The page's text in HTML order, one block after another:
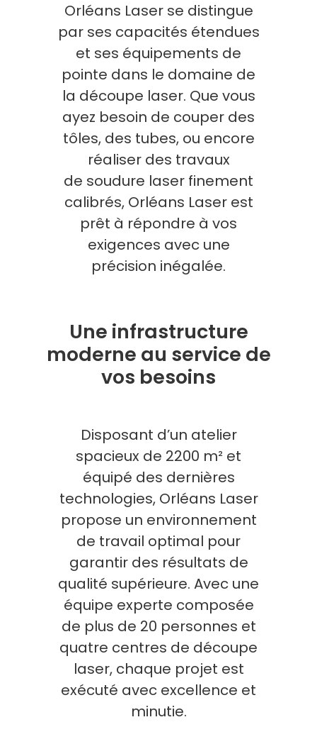
Orléans Laser se distingue
par ses capacités étendues
et ses équipements de
pointe dans le domaine de
la découpe laser. Que vous
ayez besoin de couper des
tôles, des tubes, ou encore
réaliser des travaux
de soudure laser finement
calibrés, Orléans Laser est
prêt à répondre à vos
exigences avec une
précision inégalée.
Une infrastructure
moderne au service de
vos besoins
Disposant d’un atelier
spacieux de 2200 m² et
équipé des dernières
technologies, Orléans Laser
propose un environnement
de travail optimal pour
garantir des résultats de
qualité supérieure. Avec une
équipe experte composée
de plus de 20 personnes et
quatre centres de découpe
laser, chaque projet est
exécuté avec excellence et
minutie.